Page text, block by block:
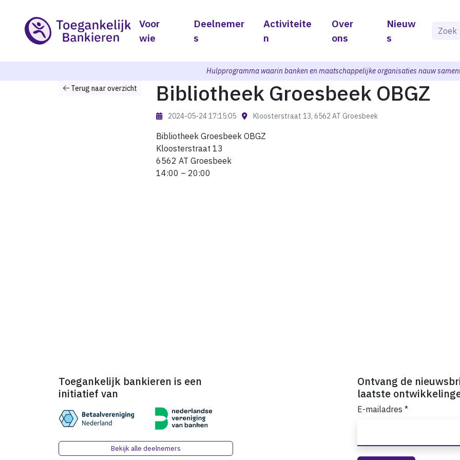
Voor
wie
Deelnemer
s
Activiteite
n
Over
ons
Nieuw
s
Als
Hulpprogramma waarin banken en maatschappelijke organisaties nauw
Terug naar overzicht
Bibliotheek Groesbeek OBGZ
2024-05-24 17:15:05 Kloosterstraat 13, 6562 AT Groesbeek
Bibliotheek Groesbeek OBGZ
Kloosterstraat 13
6562 AT Groesbeek
14:00 – 20:00
Toegankelijk bankieren is een
initiatief van
Bekijk alle deelnemers
Ontvang de
laatste
E-mailadres *